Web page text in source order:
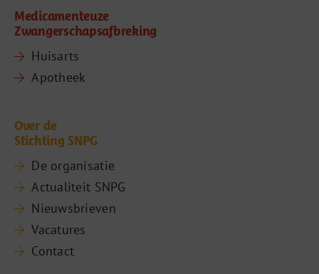
Medicamenteuze
Zwangerschapsafbreking
Huisarts
Apotheek
Over de
Stichting SNPG
De organisatie
Actualiteit SNPG
Nieuwsbrieven
Vacatures
Contact